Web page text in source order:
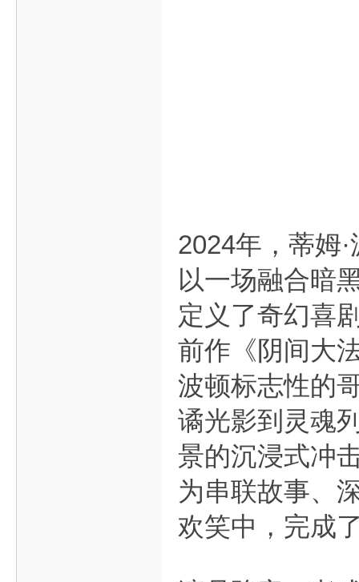
2024年，蒂姆
以一场融合暗
定义了奇幻喜
前作《阴间大
波顿标志性的
谲光影到灵魂
景的沉浸式冲
为串联故事、
欢笑中，完成